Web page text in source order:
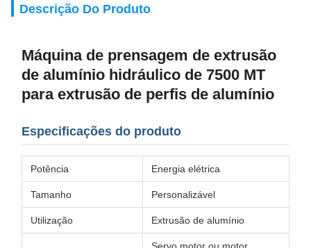
Descrição Do Produto
Máquina de prensagem de extrusão
de alumínio hidráulico de 7500 MT
para extrusão de perfis de alumínio
Especificações do produto
Potência Energia elétrica
Tamanho Personalizável
Utilização Extrusão de alumínio